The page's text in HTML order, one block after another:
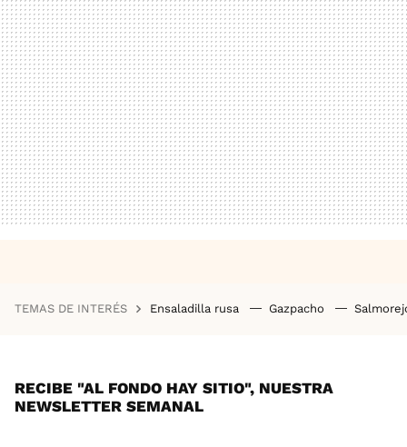
TEMAS DE INTERÉS Ensaladilla rusa Gazpacho
RECIBE "AL FONDO HAY SITIO", NUESTRA
NEWSLETTER SEMANAL